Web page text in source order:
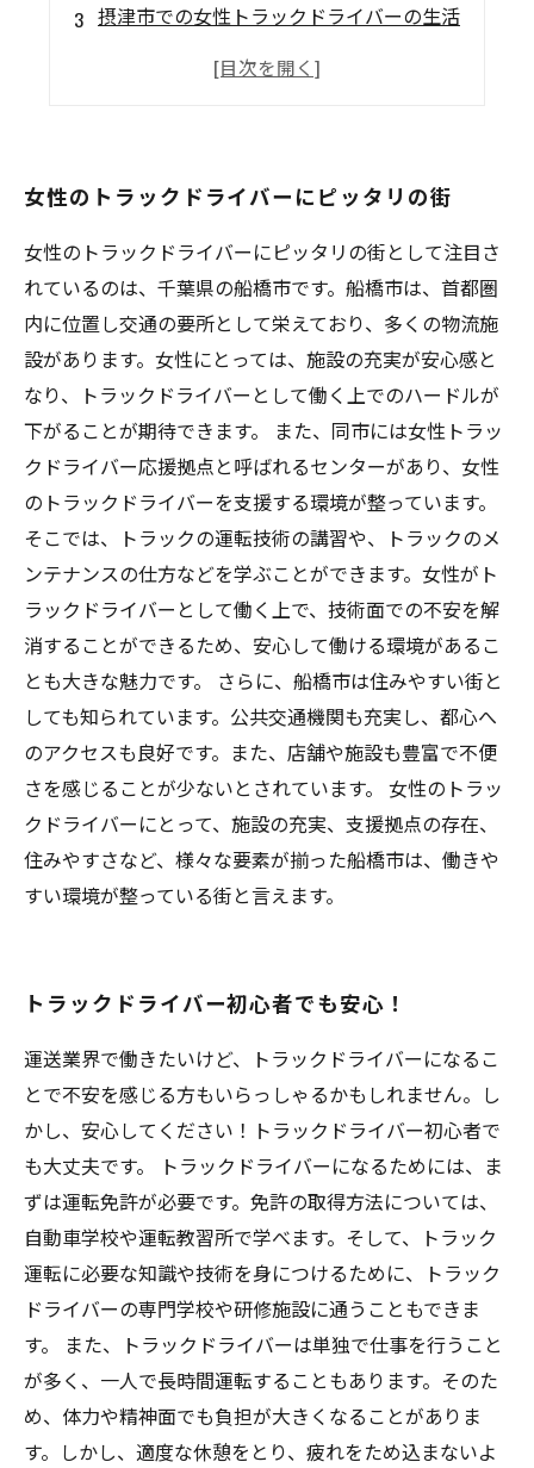
摂津市での女性トラックドライバーの生活
女性トラックドライバー必見！
女性のトラックドライバーにピッタリの街
女性のトラックドライバーにピッタリの街として注目さ
れているのは、千葉県の船橋市です。船橋市は、首都圏
内に位置し交通の要所として栄えており、多くの物流施
設があります。女性にとっては、施設の充実が安心感と
なり、トラックドライバーとして働く上でのハードルが
下がることが期待できます。 また、同市には女性トラッ
クドライバー応援拠点と呼ばれるセンターがあり、女性
のトラックドライバーを支援する環境が整っています。
そこでは、トラックの運転技術の講習や、トラックのメ
ンテナンスの仕方などを学ぶことができます。女性がト
ラックドライバーとして働く上で、技術面での不安を解
消することができるため、安心して働ける環境があるこ
とも大きな魅力です。 さらに、船橋市は住みやすい街と
しても知られています。公共交通機関も充実し、都心へ
のアクセスも良好です。また、店舗や施設も豊富で不便
さを感じることが少ないとされています。 女性のトラッ
クドライバーにとって、施設の充実、支援拠点の存在、
住みやすさなど、様々な要素が揃った船橋市は、働きや
すい環境が整っている街と言えます。
トラックドライバー初心者でも安心！
運送業界で働きたいけど、トラックドライバーになるこ
とで不安を感じる方もいらっしゃるかもしれません。し
かし、安心してください！トラックドライバー初心者で
も大丈夫です。 トラックドライバーになるためには、ま
ずは運転免許が必要です。免許の取得方法については、
自動車学校や運転教習所で学べます。そして、トラック
運転に必要な知識や技術を身につけるために、トラック
ドライバーの専門学校や研修施設に通うこともできま
す。 また、トラックドライバーは単独で仕事を行うこと
が多く、一人で長時間運転することもあります。そのた
め、体力や精神面でも負担が大きくなることがありま
す。しかし、適度な休憩をとり、疲れをため込まないよ